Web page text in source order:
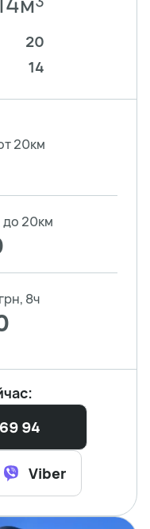
20
14
20км
до 20км
8ч
94
Viber